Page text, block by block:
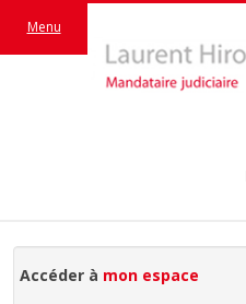
Menu
Accéder à mon espace